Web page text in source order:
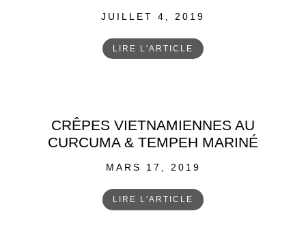
POSTED
JUILLET 4, 2019
LIRE L'ARTICLE
CRÊPES VIETNAMIENNES AU
CURCUMA & TEMPEH MARINÉ
POSTED
MARS 17, 2019
LIRE L'ARTICLE